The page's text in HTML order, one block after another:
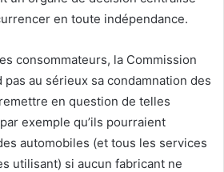
en toute indépendance.
consommateurs, la Commission
au sérieux sa condamnation des
en question de telles
exemple qu’ils pourraient
automobiles (et tous les services
utilisant) si aucun fabricant ne